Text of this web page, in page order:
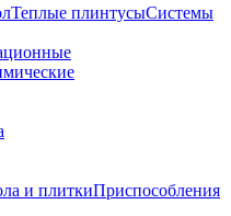
Теплые плинтусыСистемы
и плиткиПриспособления